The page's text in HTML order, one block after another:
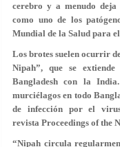
cerebro y a menudo deja
como uno de los
Mundial de la Salud para
Los brotes suelen ocurrir
Nipah”, que se
Bangladesh con la
murciélagos en todo
de infección por el
revista Proceedings of the
“Nipah circula